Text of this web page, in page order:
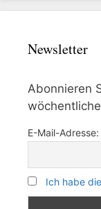
Newsletter
Abonnieren
E-Mail-Adresse:
Ich habe